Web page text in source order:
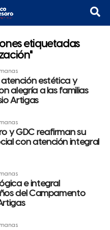
etiquetadas
estética y
alegría a las familias
Artigas
y GDC reafirman su
con atención integral
e integral
del Campamento